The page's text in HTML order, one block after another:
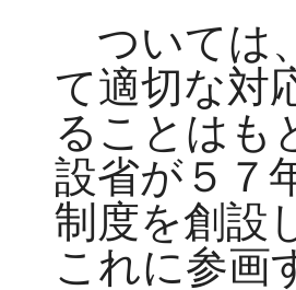
ついては
て適切な対
ることはも
設省が５７
制度を創設
これに参画